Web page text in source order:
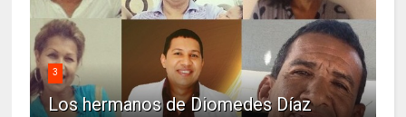
3
Los hermanos de Diomedes Díaz